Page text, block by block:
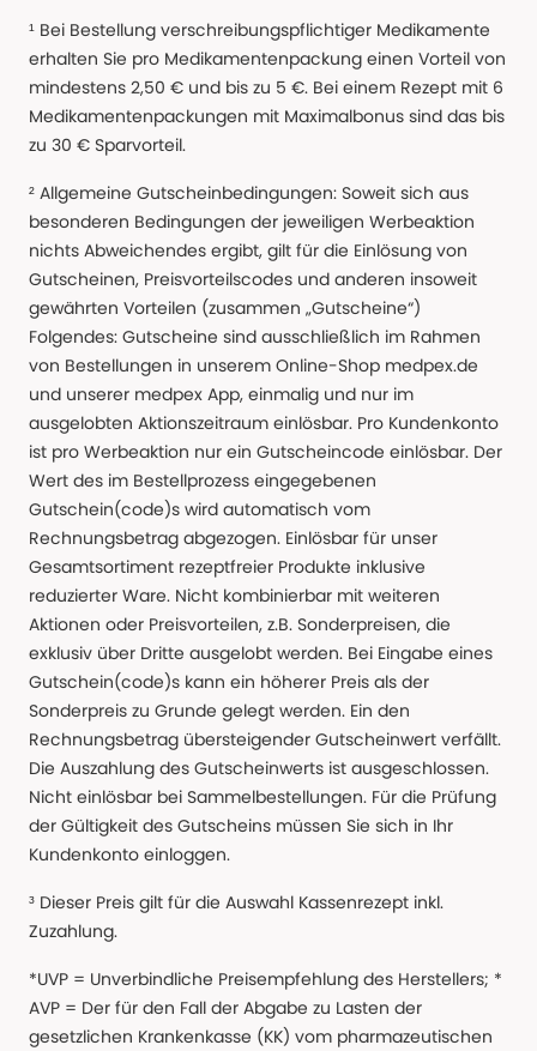
¹ Bei Bestellung verschreibungspflichtiger Medikamente
erhalten Sie pro Medikamentenpackung einen Vorteil von
mindestens 2,50 € und bis zu 5 €. Bei einem Rezept mit 6
Medikamentenpackungen mit Maximalbonus sind das bis
zu 30 € Sparvorteil.
² Allgemeine Gutscheinbedingungen: Soweit sich aus
besonderen Bedingungen der jeweiligen Werbeaktion
nichts Abweichendes ergibt, gilt für die Einlösung von
Gutscheinen, Preisvorteilscodes und anderen insoweit
gewährten Vorteilen (zusammen „Gutscheine“)
Folgendes: Gutscheine sind ausschließlich im Rahmen
von Bestellungen in unserem Online-Shop medpex.de
und unserer medpex App, einmalig und nur im
ausgelobten Aktionszeitraum einlösbar. Pro Kundenkonto
ist pro Werbeaktion nur ein Gutscheincode einlösbar. Der
Wert des im Bestellprozess eingegebenen
Gutschein(code)s wird automatisch vom
Rechnungsbetrag abgezogen. Einlösbar für unser
Gesamtsortiment rezeptfreier Produkte inklusive
reduzierter Ware. Nicht kombinierbar mit weiteren
Aktionen oder Preisvorteilen, z.B. Sonderpreisen, die
exklusiv über Dritte ausgelobt werden. Bei Eingabe eines
Gutschein(code)s kann ein höherer Preis als der
Sonderpreis zu Grunde gelegt werden. Ein den
Rechnungsbetrag übersteigender Gutscheinwert verfällt.
Die Auszahlung des Gutscheinwerts ist ausgeschlossen.
Nicht einlösbar bei Sammelbestellungen. Für die Prüfung
der Gültigkeit des Gutscheins müssen Sie sich in Ihr
Kundenkonto einloggen.
³ Dieser Preis gilt für die Auswahl Kassenrezept inkl.
Zuzahlung.
*UVP = Unverbindliche Preisempfehlung des Herstellers; *
AVP = Der für den Fall der Abgabe zu Lasten der
gesetzlichen Krankenkasse (KK) vom pharmazeutischen